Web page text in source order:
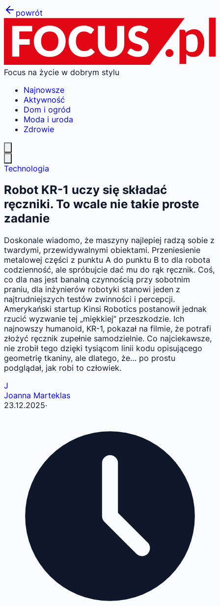
powrót
Focus na życie w dobrym stylu
Najnowsze
Aktywność
Dom i ogród
Moda i uroda
Zdrowie
Technologia
Robot KR-1 uczy się składać
ręczniki. To wcale nie takie proste
zadanie
Doskonale wiadomo, że maszyny najlepiej radzą sobie z
twardymi, przewidywalnymi obiektami. Przeniesienie
metalowej części z punktu A do punktu B to dla robota
codzienność, ale spróbujcie dać mu do rąk ręcznik. Coś,
co dla nas jest banalną czynnością przy sobotnim
praniu, dla inżynierów robotyki stanowi jeden z
najtrudniejszych testów zwinności i percepcji.
Amerykański startup Kinsi Robotics postanowił jednak
rzucić wyzwanie tej „miękkiej” przeszkodzie. Ich
najnowszy humanoid, KR-1, pokazał na filmie, że potrafi
złożyć ręcznik zupełnie samodzielnie. Co najciekawsze,
nie zrobił tego dzięki tysiącom linii kodu opisującego
geometrię tkaniny, ale dlatego, że… po prostu
podglądał, jak robi to człowiek.
J
Joanna Marteklas
23.12.2025·